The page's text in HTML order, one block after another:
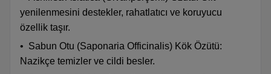
yenilenmesini destekler, rahatlatıcı ve koruyucu
özellik taşır.
• Sabun Otu (Saponaria Officinalis) Kök Özütü:
Nazikçe temizler ve cildi besler.